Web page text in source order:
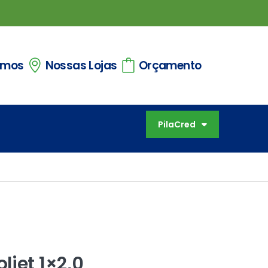
Nossas Lojas Orçamento
PilaCred